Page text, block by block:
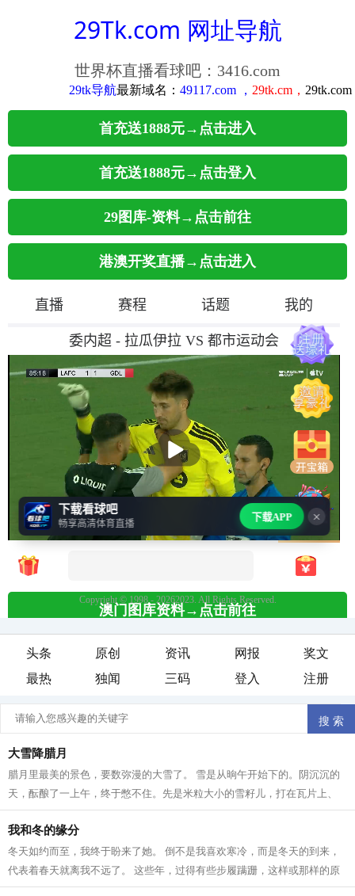
头条 原创 资讯 网报
奖文
最热
独闻 三码 登入 注册
大雪降腊月
腊月里最美的景色，要数弥漫的大雪了。 雪是从晌午开始下的。阴沉沉的
天，酝酿了一上午，终于憋不住。先是米粒大小的雪籽儿，打在瓦片上、
枯枝上，沙沙作响。接着，雪籽中夹带...
我和冬的缘分
冬天如约而至，我终于盼来了她。 倒不是我喜欢寒冷，而是冬天的到来，
代表着春天就离我不远了。 这些年，过得有些步履蹒跚，这样或那样的原
因。所以我一直在期待着 人生 跟季节...